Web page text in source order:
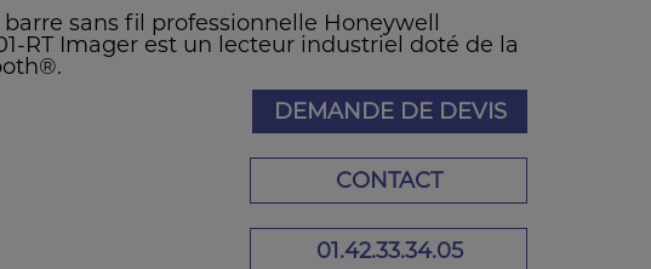
sans fil professionnelle Honeywell
RT Imager est un lecteur industriel doté de la
DEMANDE DE DEVIS
CONTACT
01.42.33.34.05